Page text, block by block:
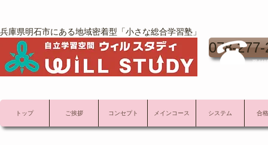
兵庫県明石市にある地域密着型「小さな総合学習塾」
078-
受付
トップ ご挨拶 コンセプト メインコース システム 合